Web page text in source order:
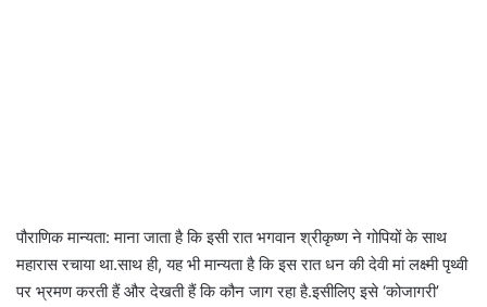
पौराणिक मान्यता: माना जाता है कि इसी रात भगवान श्रीकृष्ण ने गोपियों के साथ
महारास रचाया था.साथ ही, यह भी मान्यता है कि इस रात धन की देवी मां लक्ष्मी पृथ्वी
पर भ्रमण करती हैं और देखती हैं कि कौन जाग रहा है.इसीलिए इसे ‘कोजागरी’